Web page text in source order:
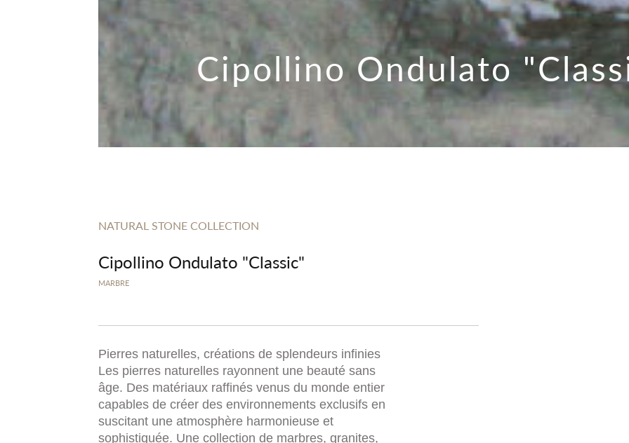
Cipollino Ondulato
NATURAL STONE COLLECTION
Cipollino Ondulato "Classic"
MARBRE
Pierres naturelles, créations de splendeurs infinies
Les pierres naturelles rayonnent une beauté sans
âge. Des matériaux raffinés venus du monde entier
capables de créer des environnements exclusifs en
suscitant une atmosphère harmonieuse et
sophistiquée. Une collection de marbres, granites,